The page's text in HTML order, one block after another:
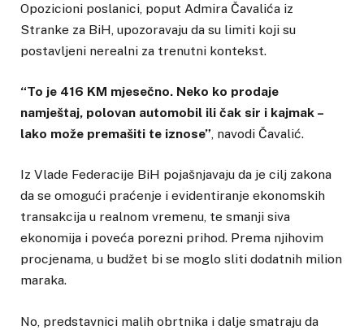
Opozicioni poslanici, poput Admira Čavalića iz
Stranke za BiH, upozoravaju da su limiti koji su
postavljeni nerealni za trenutni kontekst.
“To je 416 KM mjesečno. Neko ko prodaje
namještaj, polovan automobil ili čak sir i kajmak –
lako može premašiti te iznose”, navodi Čavalić.
Iz Vlade Federacije BiH pojašnjavaju da je cilj zakona
da se omogući praćenje i evidentiranje ekonomskih
transakcija u realnom vremenu, te smanji siva
ekonomija i poveća porezni prihod. Prema njihovim
procjenama, u budžet bi se moglo sliti dodatnih milion
maraka.
No, predstavnici malih obrtnika i dalje smatraju da